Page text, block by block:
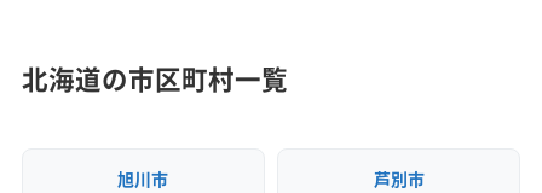
北海道の市区町村一覧
旭川市 芦別市